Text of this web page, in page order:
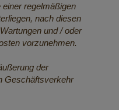
einer regelmäßigen
nach diesen
und / oder
vorzunehmen.
der
Geschäftsverkehr